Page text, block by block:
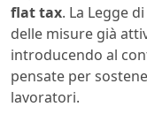
flat tax. La Legge
delle misure già
introducendo al
pensate per
lavoratori.